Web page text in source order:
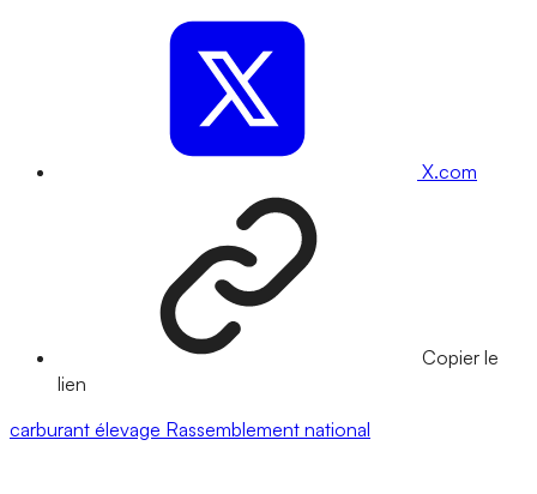
X.com
Copier le
lien
carburant élevage Rassemblement national